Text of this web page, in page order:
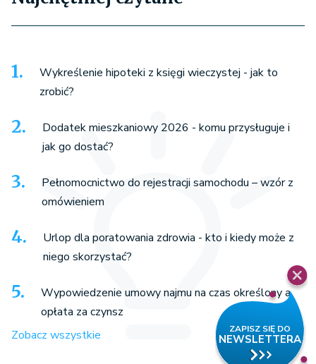
Wykreślenie hipoteki z księgi wieczystej - jak to
zrobić?
Dodatek mieszkaniowy 2026 - komu przysługuje i
jak go dostać?
Pełnomocnictwo do rejestracji samochodu – wzór z
omówieniem
Urlop dla poratowania zdrowia - kto i kiedy może z
niego skorzystać?
Wypowiedzenie umowy najmu na czas określony a
opłata za czynsz
Zobacz wszystkie